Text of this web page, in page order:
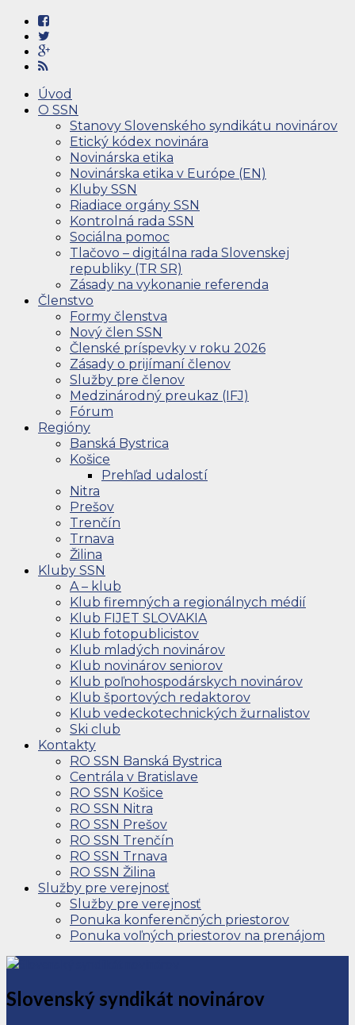
Úvod
O SSN
Stanovy Slovenského syndikátu novinárov
Etický kódex novinára
Novinárska etika
Novinárska etika v Európe (EN)
Kluby SSN
Riadiace orgány SSN
Kontrolná rada SSN
Sociálna pomoc
Tlačovo – digitálna rada Slovenskej
republiky (TR SR)
Zásady na vykonanie referenda
Členstvo
Formy členstva
Nový člen SSN
Členské príspevky v roku 2026
Zásady o prijímaní členov
Služby pre členov
Medzinárodný preukaz (IFJ)
Fórum
Regióny
Banská Bystrica
Košice
Prehľad udalostí
Nitra
Prešov
Trenčín
Trnava
Žilina
Kluby SSN
A – klub
Klub firemných a regionálnych médií
Klub FIJET SLOVAKIA
Klub fotopublicistov
Klub mladých novinárov
Klub novinárov seniorov
Klub poľnohospodárskych novinárov
Klub športových redaktorov
Klub vedeckotechnických žurnalistov
Ski club
Kontakty
RO SSN Banská Bystrica
Centrála v Bratislave
RO SSN Košice
RO SSN Nitra
RO SSN Prešov
RO SSN Trenčín
RO SSN Trnava
RO SSN Žilina
Služby pre verejnosť
Služby pre verejnosť
Ponuka konferenčných priestorov
Ponuka voľných priestorov na prenájom
Slovenský syndikát novinárov